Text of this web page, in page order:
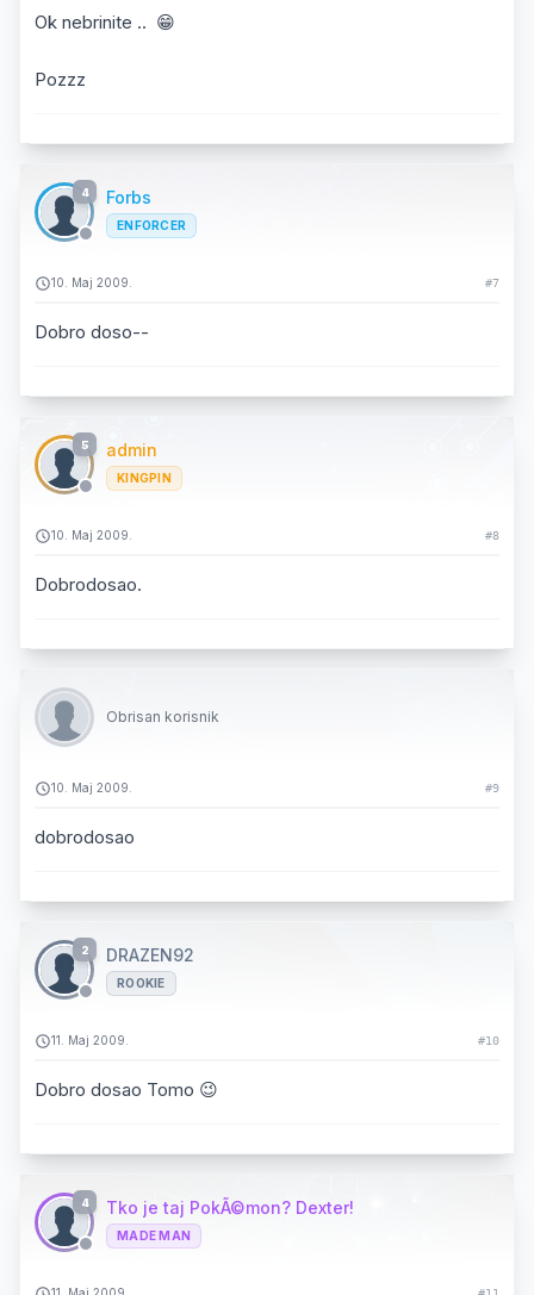
Ok nebrinite .. 😁
Pozzz
4 Forbs
ENFORCER
10. Maj 2009. #7
Dobro doso--
5 admin
KINGPIN
10. Maj 2009. #8
Dobrodosao.
Obrisan korisnik
10. Maj 2009. #9
dobrodosao
2 DRAZEN92
ROOKIE
11. Maj 2009. #10
Dobro dosao Tomo 😉
4 Tko je taj PokÃ©mon? Dexter!
MADE MAN